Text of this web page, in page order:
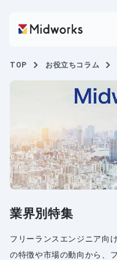
TOP お役立ちコラム
業界別特集
フリーランスエンジニア向
の特徴や市場の動向から、